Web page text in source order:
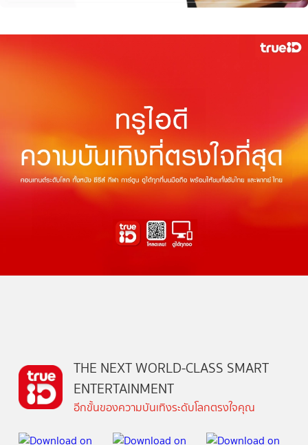
THE NEXT WORLD-CLASS SMART
ENTERTAINMENT
อีกขั้นของความบันเทิงระดับโลกตรงใจคุณ